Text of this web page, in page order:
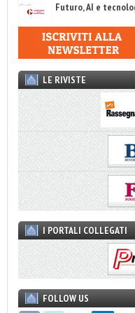
Futuro, AI e
LE RIVISTE
I PORTALI COLLEGATI
FOLLOW US